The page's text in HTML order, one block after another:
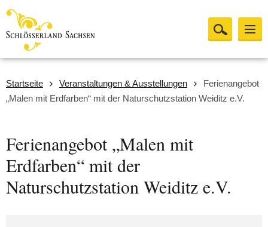
Startseite Veranstaltungen & Ausstellungen
Ferienangebot
„Malen mit Erdfarben“ mit der Naturschutzstation Weiditz e.V.
Ferienangebot „Malen mit
Erdfarben“ mit der
Naturschutzstation Weiditz e.V.